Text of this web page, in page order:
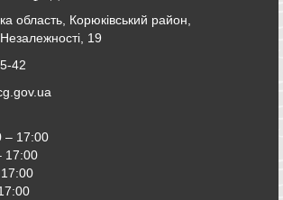
область, Корюківський район,
19
42
– 17:00
17:00